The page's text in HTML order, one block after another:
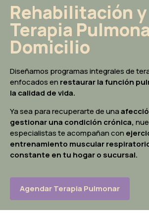
Rehabilitación y
Terapia
Domicilio
Diseñamos programas integrales de
enfocados en restaurar la función
la calidad de vida.
Ya sea para recuperarte de una
gestionar una condición crónica,
especialistas te acompañan con
entrenamiento muscular
constante en tu hogar o sucursal.
Agendar Terapia Pulmonar